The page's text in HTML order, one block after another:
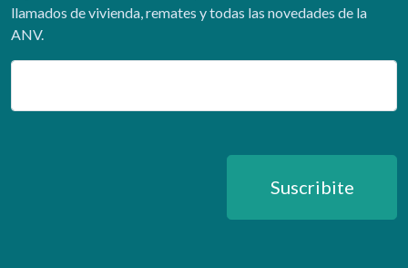
llamados de vivienda, remates y todas las novedades de la
ANV.
Email
Suscribite